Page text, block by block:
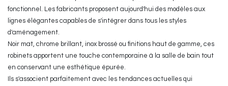
fonctionnel. Les fabricants proposent aujourd'hui des modèles aux
lignes élégantes capables de s'intégrer dans tous les styles
d'aménagement.
Noir mat, chrome brillant, inox brossé ou finitions haut de gamme, ces
robinets apportent une touche contemporaine à la salle de bain tout
en conservant une esthétique épurée.
Ils s'associent parfaitement avec les tendances actuelles qui